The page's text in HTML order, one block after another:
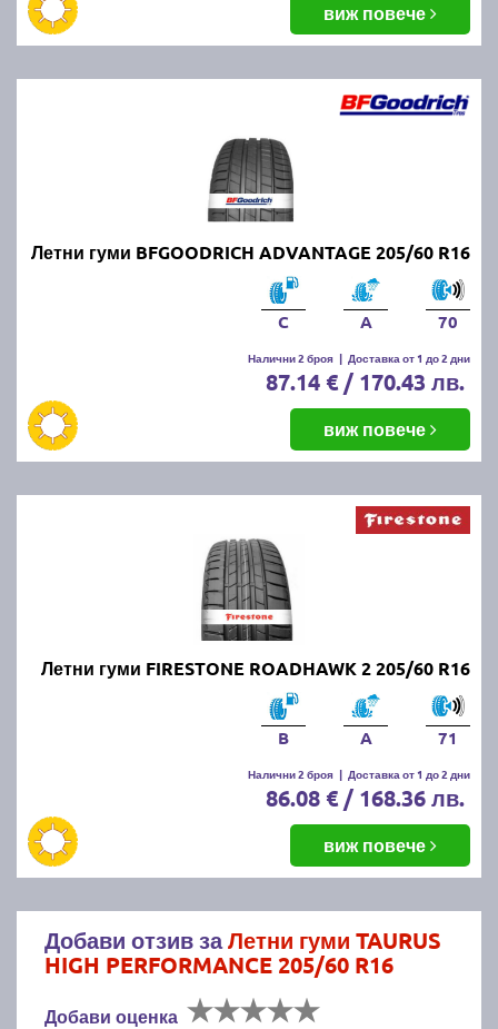
виж повече
Летни гуми BFGOODRICH ADVANTAGE 205/60 R16
C A 70
Налични 2 броя | Доставка от 1 до 2 дни
87.14 € / 170.43 лв.
виж повече
Летни гуми FIRESTONE ROADHAWK 2 205/60 R16
B A 71
Налични 2 броя | Доставка от 1 до 2 дни
86.08 € / 168.36 лв.
виж повече
Добави отзив заЛетни гуми TAURUS
HIGH PERFORMANCE 205/60 R16
Добави оценка